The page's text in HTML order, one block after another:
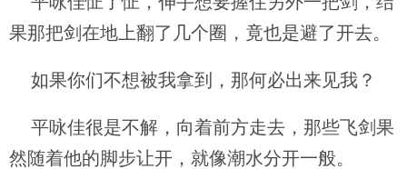
果那把剑在地上翻了几个圈，竟也是避了开去。
如果你们不想被我拿到，那何必出来见我？
平咏佳很是不解，向着前方走去，那些飞剑果
然随着他的脚步让开，就像潮水分开一般。